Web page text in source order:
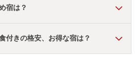
宿は？
」・「ホテルグランメール山海
軍の宿 」などの旅館・ホテルがおす
付きの格安、お得な宿は？